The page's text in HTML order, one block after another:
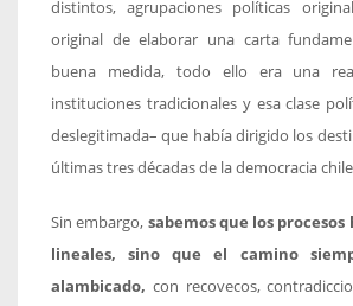
distintos, agrupaciones políticas
original de elaborar una carta
buena medida, todo ello era una
instituciones tradicionales y esa clase
deslegitimada– que había dirigido los
últimas tres décadas de la democracia
Sin embargo, sabemos que los
lineales, sino que el camino
alambicado, con recovecos,